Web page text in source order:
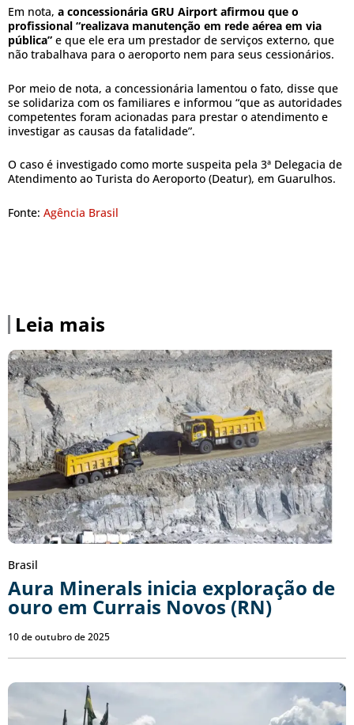
Em nota, a concessionária GRU Airport afirmou que o
profissional “realizava manutenção em rede aérea em via
pública” e que ele era um prestador de serviços externo, que
não trabalhava para o aeroporto nem para seus cessionários.
Por meio de nota, a concessionária lamentou o fato, disse que
se solidariza com os familiares e informou “que as autoridades
competentes foram acionadas para prestar o atendimento e
investigar as causas da fatalidade”.
O caso é investigado como morte suspeita pela 3ª Delegacia de
Atendimento ao Turista do Aeroporto (Deatur), em Guarulhos.
Fonte: Agência Brasil
Leia mais
Brasil
Aura Minerals inicia exploração de
ouro em Currais Novos (RN)
10 de outubro de 2025